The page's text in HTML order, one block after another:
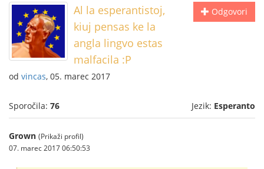
Odgovori
Al la esperantistoj,
kiuj pensas ke la
angla lingvo estas
malfacila :P
od vincas, 05. marec 2017
Sporočila: 76 Jezik: Esperanto
Grown (Prikaži profil)
07. marec 2017 06:50:53